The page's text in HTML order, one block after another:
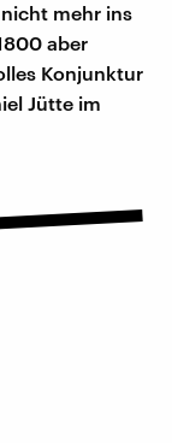
mehr ins
aber
Konjunktur
Jütte im